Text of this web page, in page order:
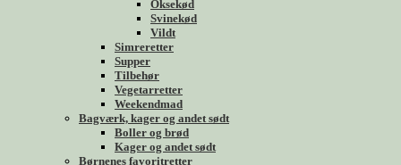
Oksekød
Svinekød
Vildt
Simreretter
Supper
Tilbehør
Vegetarretter
Weekendmad
Bagværk, kager og andet sødt
Boller og brød
Kager og andet sødt
Børnenes favoritretter